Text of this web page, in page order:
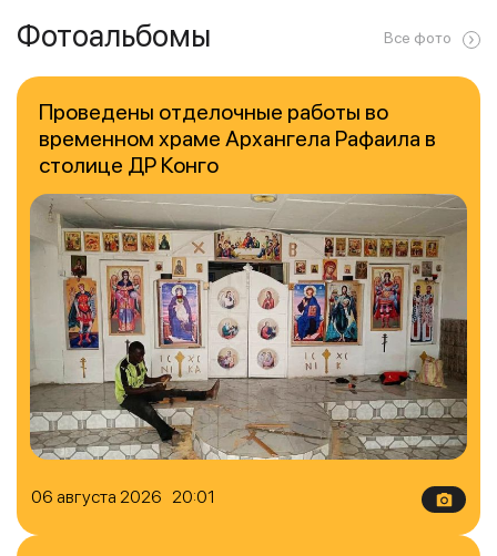
Фотоальбомы Все фото
06 августа 2026 20:01
Проведены отделочные работы во
временном храме Архангела Рафаила в
столице ДР Конго